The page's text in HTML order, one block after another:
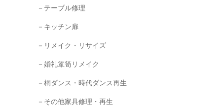
－テーブル修理
－キッチン扉
－リメイク・リサイズ
－婚礼箪笥リメイク
－桐ダンス・時代ダンス再生
－その他家具修理・再生